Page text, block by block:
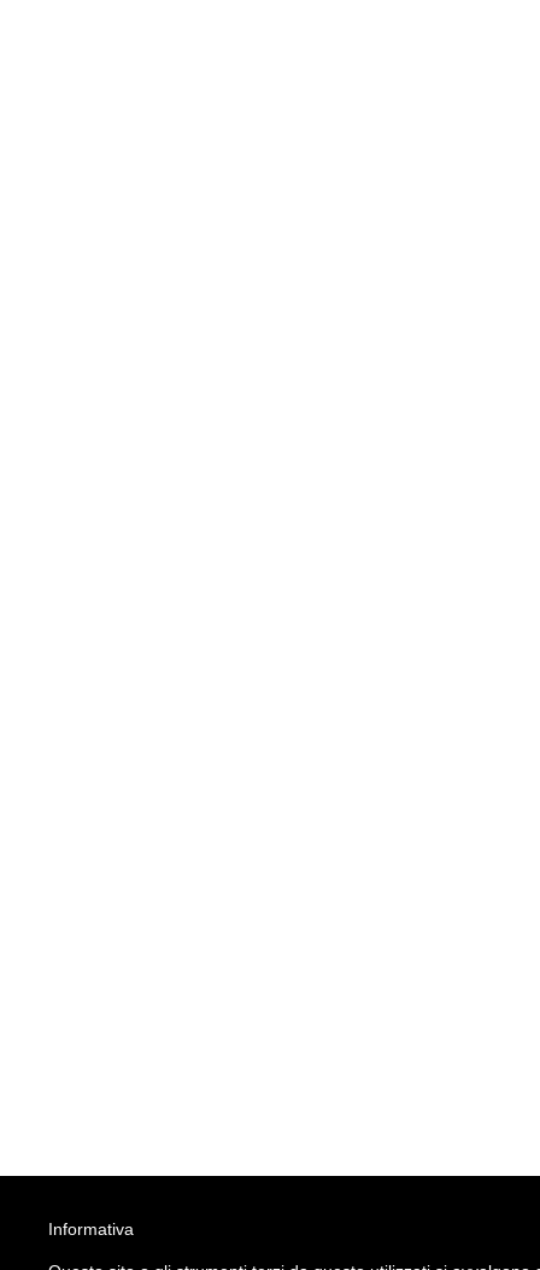
Informativa